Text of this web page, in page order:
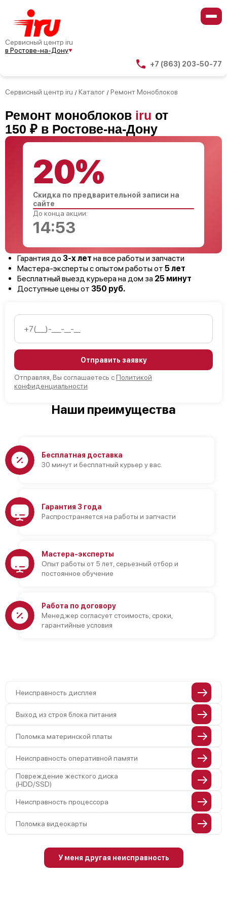
Сервисный центр iru
в Ростове-на-Дону
+7 (863) 203-50-77
Сервисный центр iru / Каталог / Ремонт Моноблоков
Ремонт моноблоков iru от
150 ₽ в Ростове-на-Дону
Гарантия до 3-х лет на все работы и запчасти
Мастера-эксперты с опытом работы от 5 лет
Бесплатный выезд курьера на дом за 25 минут
Доступные цены от 350 руб.
Отправить заявку
Отправляя, Вы соглашаетесь сПолитикой
конфиденциальности
20%
Скидка по предварительной записи на
сайте
До конца акции:
14:52
Наши преимущества
Бесплатная доставка
30 минут и бесплатный курьер у вас.
Гарантия 3 года
Распространяется на работы и запчасти
Мастера-эксперты
Опыт работы от 5 лет, серьезный отбор и
постоянное обучение
Работа по договору
Менеджер согласует стоимость, сроки,
гарантийные условия
Неисправность дисплея
Выход из строя блока питания
Поломка материнской платы
Неисправность оперативной памяти
Повреждение жесткого диска
(HDD/SSD)
Неисправность процессора
Поломка видеокарты
Неисправность системы охлаждения
У меня другая неисправность